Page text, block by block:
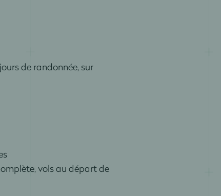
de randonnée, sur
vols au départ de